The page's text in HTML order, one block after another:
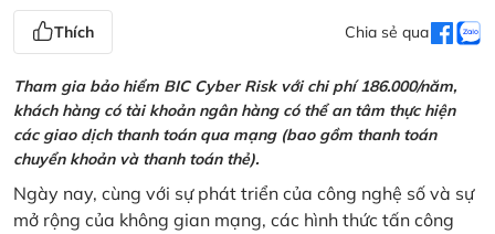
Thích Chia sẻ qua
Tham gia bảo hiểm BIC Cyber Risk với chi phí 186.000/năm,
khách hàng có tài khoản ngân hàng có thể an tâm thực hiện
các giao dịch thanh toán qua mạng (bao gồm thanh toán
chuyển khoản và thanh toán thẻ).
Ngày nay, cùng với sự phát triển của công nghệ số và sự
mở rộng của không gian mạng, các hình thức tấn công